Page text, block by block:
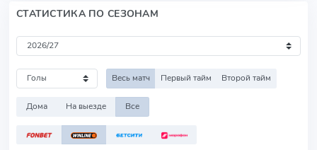
СТАТИСТИКА ПО СЕЗОНАМ
Весь матч Первый тайм Второй тайм
Дома На выезде Все